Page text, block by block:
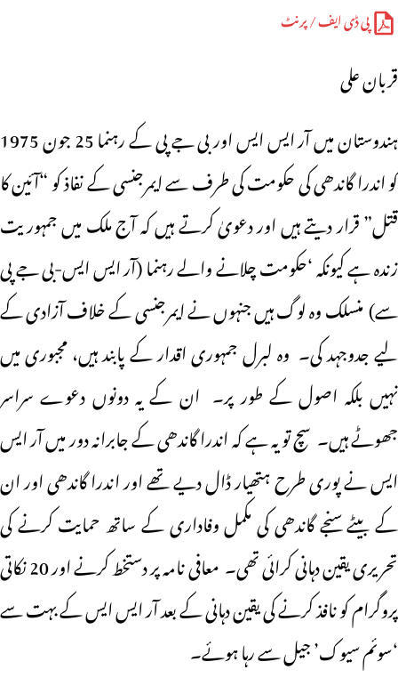
پی ڈی ایف / پرنٹ
قربان علی
ہندوستان میں آر ایس ایس اور بی جے پی کے رہنما 25 جون 1975
کو اندرا گاندھی کی حکومت کی طرف سے ایمرجنسی کے نفاذ کو “آئین کا
قتل” قرار دیتے ہیں اور دعویٰ کرتے ہیں کہ آج ملک میں جمہوریت
زندہ ہے کیونکہ ‘حکومت چلانے والے رہنما (آر ایس ایس-بی جے پی
سے) منسلک وہ لوگ ہیں جنہوں نے ایمرجنسی کے خلاف آزادی کے
لیے جدوجہد کی۔ وہ لبرل جمہوری اقدار کے پابند ہیں، مجبوری میں
نہیں بلکہ اصول کے طور پر۔ ان کے یہ دونوں دعوے سراسر
جھوٹے ہیں۔ سچ تو یہ ہے کہ اندرا گاندھی کے جابرانہ دور میں آر ایس
ایس نے پوری طرح ہتھیار ڈال دیے تھے اور اندرا گاندھی اور ان
کے بیٹے سنجے گاندھی کی مکمل وفاداری کے ساتھ حمایت کرنے کی
تحریری یقین دہانی کرائی تھی۔ معافی نامہ پر دستخط کرنے اور 20 نکاتی
پروگرام کو نافذ کرنے کی یقین دہانی کے بعد آر ایس ایس کے بہت سے
‘سوئم سیوک’ جیل سے رہا ہوئے۔